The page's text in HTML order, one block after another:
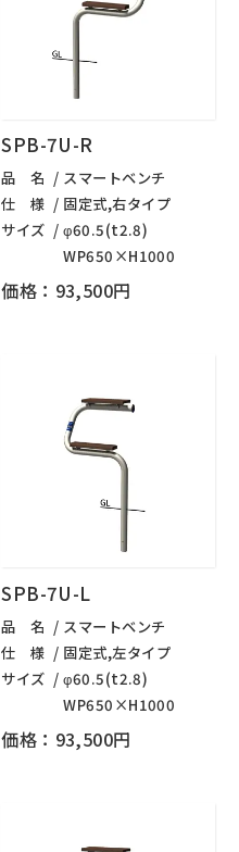
SPB-7U-R
品 名
スマートベンチ
仕 様
固定式,右タイプ
サイズ
φ60.5(t2.8)
WP650×H1000
価格：93,500円
SPB-7U-L
品 名
スマートベンチ
仕 様
固定式,左タイプ
サイズ
φ60.5(t2.8)
WP650×H1000
価格：93,500円